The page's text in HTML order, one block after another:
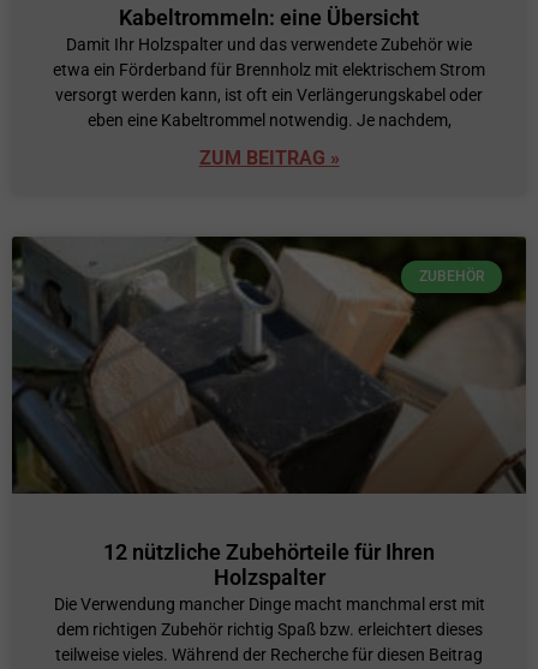
Kabeltrommeln: eine Übersicht
Damit Ihr Holzspalter und das verwendete Zubehör wie
etwa ein Förderband für Brennholz mit elektrischem Strom
versorgt werden kann, ist oft ein Verlängerungskabel oder
eben eine Kabeltrommel notwendig. Je nachdem,
ZUM BEITRAG »
ZUBEHÖR
12 nützliche Zubehörteile für Ihren
Holzspalter
Die Verwendung mancher Dinge macht manchmal erst mit
dem richtigen Zubehör richtig Spaß bzw. erleichtert dieses
teilweise vieles. Während der Recherche für diesen Beitrag